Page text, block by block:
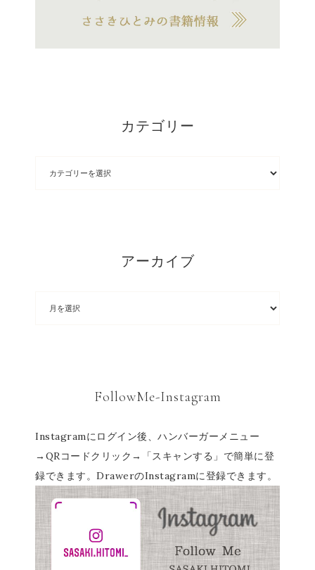
カテゴリー
アーカイブ
FollowMe-Instagram
Instagramにログイン後、ハンバーガーメニュー
→QRコードクリック→「スキャンする」で簡単に登
録できます。DrawerのInstagramに登録できます。